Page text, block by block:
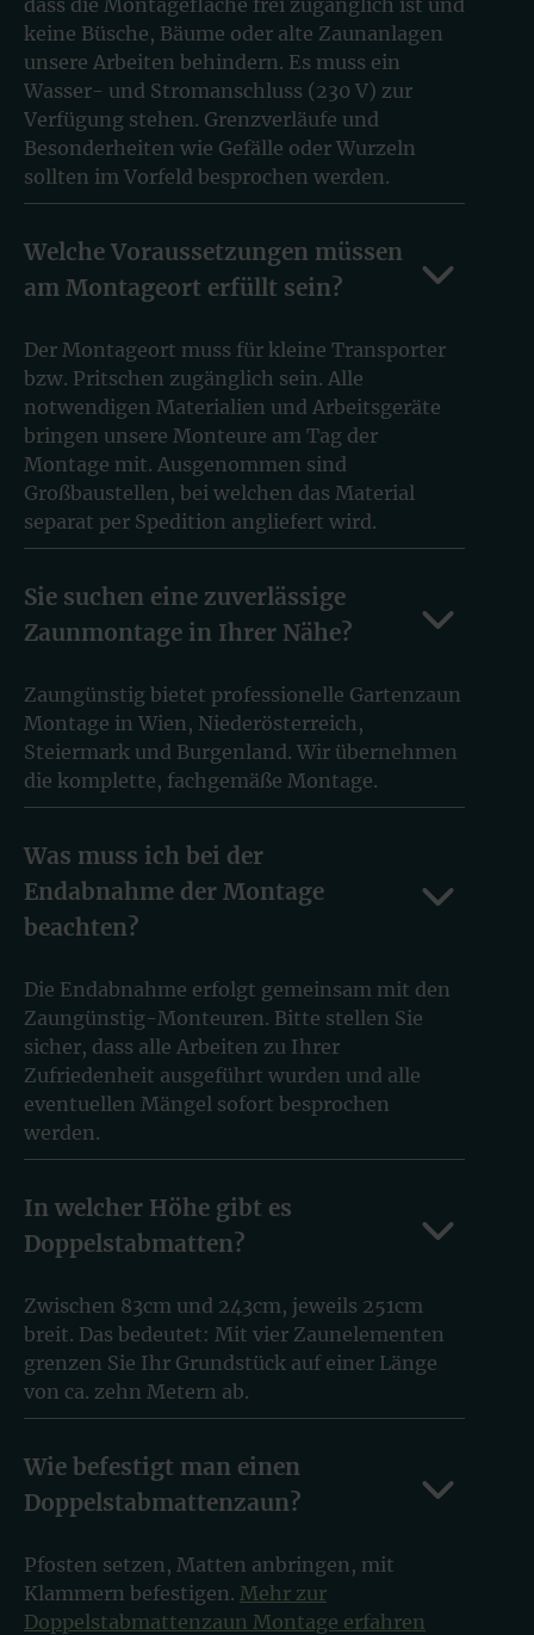
keine Büsche, Bäume oder alte Zaunanlagen
unsere Arbeiten behindern. Es muss ein
Wasser- und Stromanschluss (230 V) zur
Verfügung stehen. Grenzverläufe und
Besonderheiten wie Gefälle oder Wurzeln
sollten im Vorfeld besprochen werden.
Welche Voraussetzungen müssen
am Montageort erfüllt sein?
Der Montageort muss für kleine Transporter
bzw. Pritschen zugänglich sein. Alle
notwendigen Materialien und Arbeitsgeräte
bringen unsere Monteure am Tag der
Montage mit. Ausgenommen sind
Großbaustellen, bei welchen das Material
separat per Spedition angliefert wird.
Sie suchen eine zuverlässige
Zaunmontage in Ihrer Nähe?
Zaungünstig bietet professionelle Gartenzaun
Montage in Wien, Niederösterreich,
Steiermark und Burgenland. Wir übernehmen
die komplette, fachgemäße Montage.
Was muss ich bei der
Endabnahme der Montage
beachten?
Die Endabnahme erfolgt gemeinsam mit den
Zaungünstig-Monteuren. Bitte stellen Sie
sicher, dass alle Arbeiten zu Ihrer
Zufriedenheit ausgeführt wurden und alle
eventuellen Mängel sofort besprochen
werden.
In welcher Höhe gibt es
Doppelstabmatten?
Zwischen 83cm und 243cm, jeweils 251cm
breit. Das bedeutet: Mit vier Zaunelementen
grenzen Sie Ihr Grundstück auf einer Länge
von ca. zehn Metern ab.
Wie befestigt man einen
Doppelstabmattenzaun?
Pfosten setzen, Matten anbringen, mit
Klammern befestigen. Mehr zur
Doppelstabmattenzaun Montage erfahren